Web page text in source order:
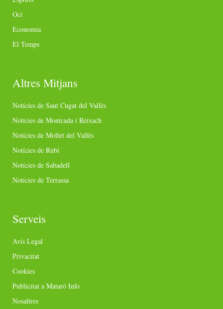
Oci
Economia
El Temps
Altres Mitjans
Notícies de Sant Cugat del Vallès
Notícies de Montcada i Reixach
Notícies de Mollet del Vallès
Notícies de Rubí
Notícies de Sabadell
Notícies de Terrassa
Serveis
Avís Legal
Privacitat
Cookies
Publicitat a Mataró Info
Nosaltres